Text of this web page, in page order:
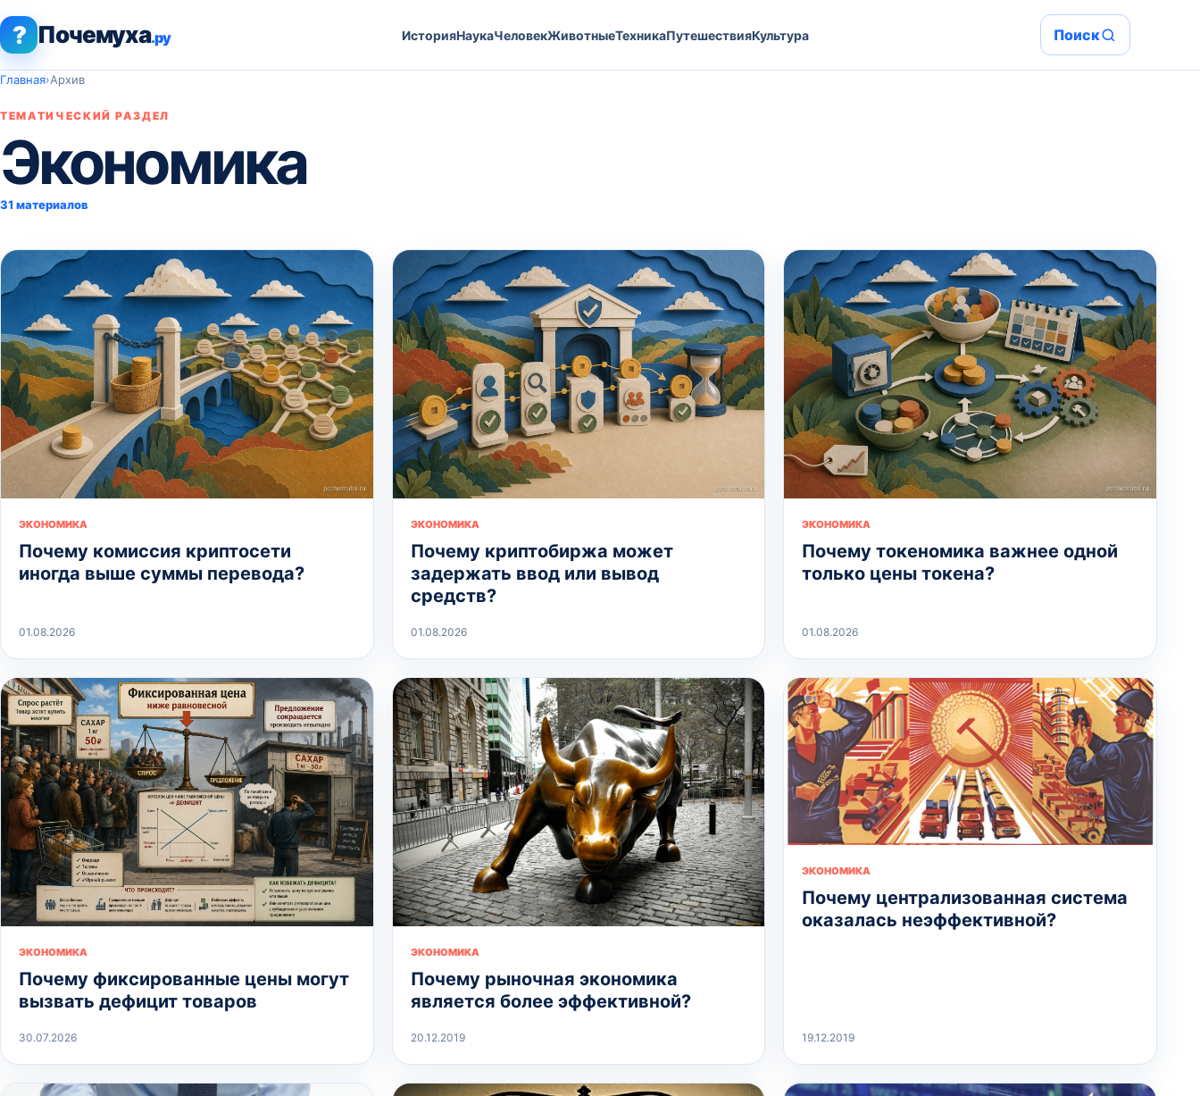
? Почемуха.ру ИсторияНаукаЧеловекЖивотныеТехникаПутешествияКультура Поиск
Главная›Архив
ТЕМАТИЧЕСКИЙ РАЗДЕЛ
Экономика
31 материалов
ЭКОНОМИКА
Почему комиссия криптосети
иногда выше суммы перевода?
01.08.2026
ЭКОНОМИКА
Почему криптобиржа может
задержать ввод или вывод
средств?
01.08.2026
ЭКОНОМИКА
Почему токеномика важнее одной
только цены токена?
01.08.2026
ЭКОНОМИКА
Почему фиксированные цены могут
вызвать дефицит товаров
30.07.2026
ЭКОНОМИКА
Почему рыночная экономика
является более эффективной?
20.12.2019
ЭКОНОМИКА
Почему централизованная система
оказалась неэффективной?
19.12.2019